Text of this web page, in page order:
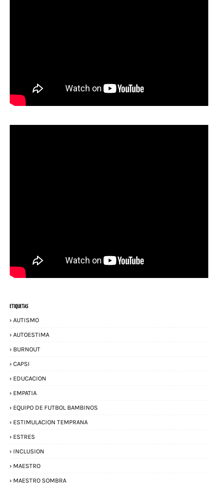
ETIQUETAS
AUTISMO
AUTOESTIMA
BURNOUT
CAPSI
EDUCACION
EMPATIA
EQUIPO DE FUTBOL BAMBINOS
ESTIMULACION TEMPRANA
ESTRES
INCLUSION
MAESTRO
MAESTRO SOMBRA